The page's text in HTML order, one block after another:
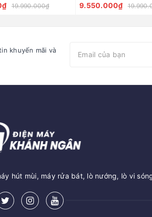
19.990.000₫ 9.550.000₫
khuyến mãi và
hút mùi, máy rửa bát, lò nướng, lò vi